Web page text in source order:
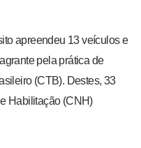
apreendeu 13 veículos e
pela prática de
(CTB). Destes, 33
Habilitação (CNH)